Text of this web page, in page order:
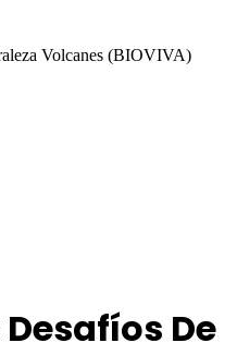
Volcanes (BIOVIVA)
De